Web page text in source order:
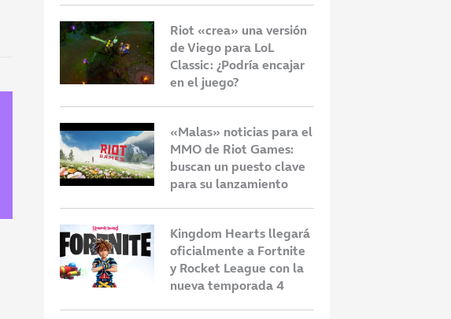
Xokas abandona el
SoloQChallenge 2026 tras 11
partidas
Los posibles participantes de la
Velada del año 7: empiezan los
rumores
Riot «crea» una versión
de Viego para LoL
Classic: ¿Podría encajar
en el juego?
«Malas» noticias para el
MMO de Riot Games:
buscan un puesto clave
para su lanzamiento
Kingdom Hearts llegará
oficialmente a Fortnite
y Rocket League con la
nueva temporada 4